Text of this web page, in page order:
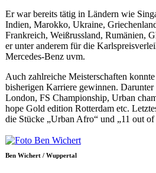
Er war bereits tätig in Ländern wie
Indien, Marokko, Ukraine,
Frankreich, Weißrussland, Rumänien,
er unter anderem für die
Mercedes-Benz uvm.
Auch zahlreiche Meisterschaften
bisherigen Karriere gewinnen. Darunter
London, FS Championship, Urban
hope Gold edition Rotterdam etc.
die Stücke „Urban Afro“ und „11 out of
Ben Wichert / Wuppertal